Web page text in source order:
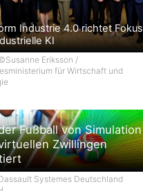
Industrie 4.0 richtet Fokus
KI
Eriksson /
für Wirtschaft und
Fußball von Simulation
Zwillingen
Systemes Deutschland